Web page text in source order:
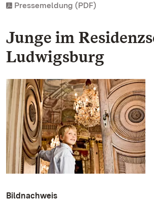
Pressemeldung (PDF)
Junge im
Ludwigsburg
Bildnachweis